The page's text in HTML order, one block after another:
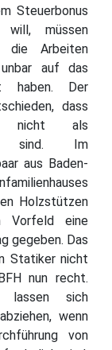
Steuerbonus
will, müssen
die Arbeiten
auf das
haben. Der
dass
nicht als
sind. Im
aus Baden-
Holzstützen
Vorfeld eine
gegeben. Das
Statiker nicht
nun recht.
lassen sich
wenn
von